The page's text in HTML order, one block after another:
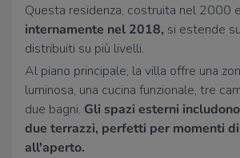
Questa residenza, costruita nel 2000 e
internamente nel 2018, si estende
distribuiti su più livelli.
Al piano principale, la villa offre una
luminosa, una cucina funzionale, tre
due bagni. Gli spazi esterni
due terrazzi, perfetti per momenti
all'aperto.